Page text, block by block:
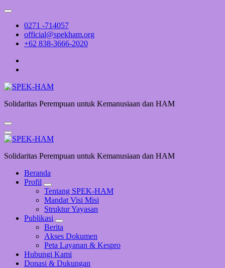
Skip
content0271 -714057
official@spekham.org
+62 838-3666-2020
Solidaritas Perempuan untuk Kemanusiaan dan HAM
Solidaritas Perempuan untuk Kemanusiaan dan HAM
Beranda
Profil
Tentang SPEK-HAM
Mandat Visi Misi
Struktur Yayasan
Publikasi
Berita
Akses Dokumen
Peta Layanan & Kespro
Hubungi Kami
Donasi & Dukungan